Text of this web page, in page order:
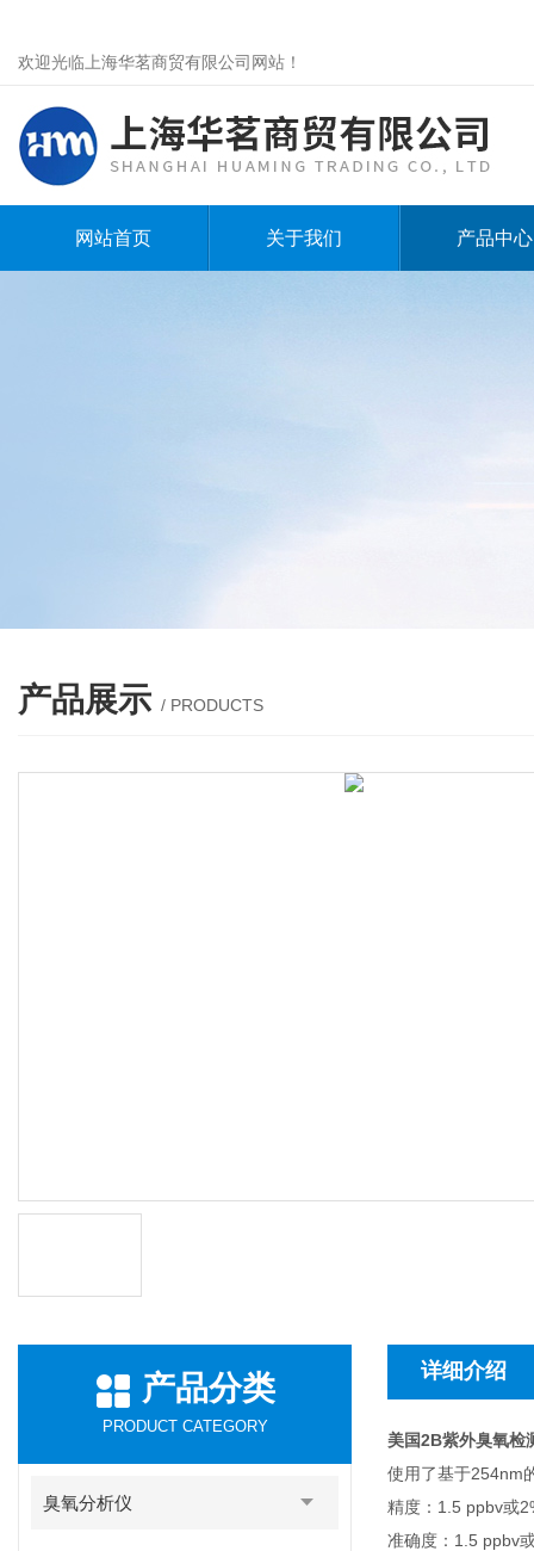
欢迎光临上海华茗商贸有限公司网站！
网站首页 关于我们 产品中心
产品展示 / PRODUCTS
产品分类
PRODUCT CATEGORY
臭氧分析仪
详细介绍
美国2B紫外臭氧检
使用了基于254nm
精度：1.5 ppbv或
准确度：1.5 ppbv